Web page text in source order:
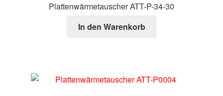
Plattenwärmetauscher ATT-P-34-30
In den Warenkorb